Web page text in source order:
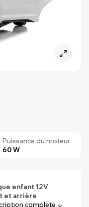
Puissance du moteur
60 W
enfant 12V
et arrière
complète